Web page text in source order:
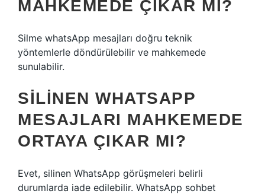
MAHKEMEDE ÇIKAR MI?
Silme whatsApp mesajları doğru teknik
yöntemlerle döndürülebilir ve mahkemede
sunulabilir.
SILINEN WHATSAPP
MESAJLARI MAHKEMEDE
ORTAYA ÇIKAR MI?
Evet, silinen WhatsApp görüşmeleri belirli
durumlarda iade edilebilir. WhatsApp sohbet